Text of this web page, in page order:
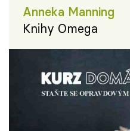
Anneka Manning
Knihy Omega